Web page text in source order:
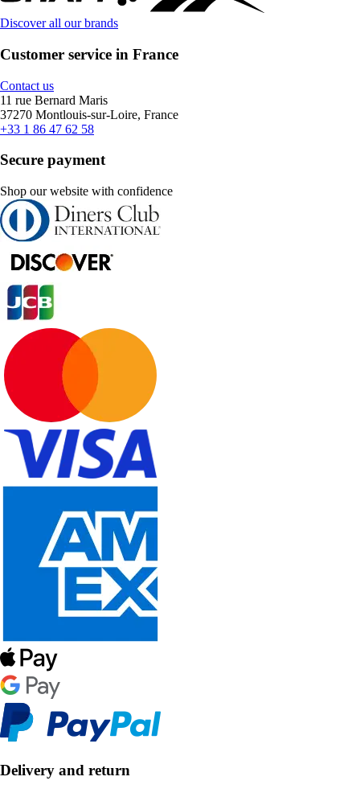
Discover all our brands
Customer service in France
Contact us
11 rue Bernard Maris
37270 Montlouis-sur-Loire, France
+33 1 86 47 62 58
Secure payment
Shop our website with confidence
Delivery and return